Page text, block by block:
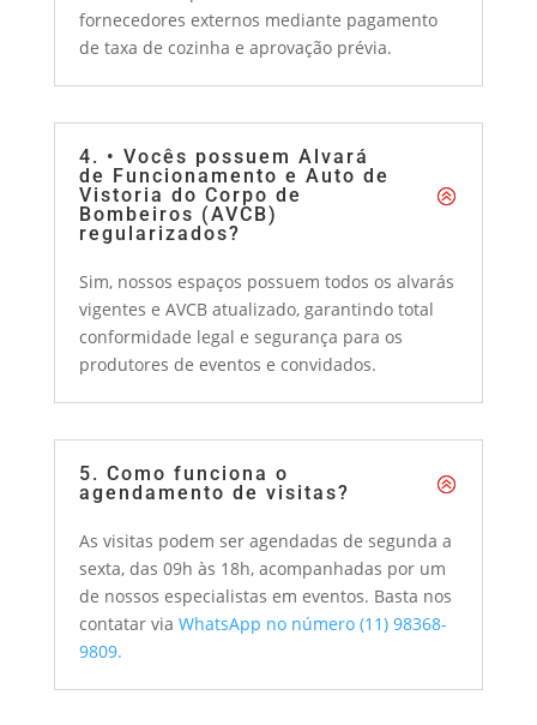
fornecedores externos mediante pagamento
de taxa de cozinha e aprovação prévia.
4. • Vocês possuem Alvará
de Funcionamento e Auto de
Vistoria do Corpo de
Bombeiros (AVCB)
regularizados?
Sim, nossos espaços possuem todos os alvarás
vigentes e AVCB atualizado, garantindo total
conformidade legal e segurança para os
produtores de eventos e convidados.
5. Como funciona o
agendamento de visitas?
As visitas podem ser agendadas de segunda a
sexta, das 09h às 18h, acompanhadas por um
de nossos especialistas em eventos. Basta nos
contatar via WhatsApp no número (11) 98368-
9809.